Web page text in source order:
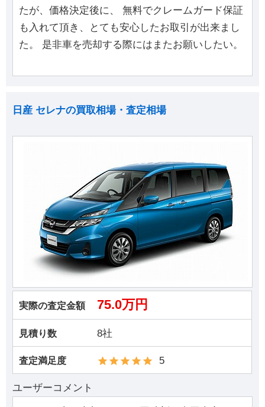
たが、価格決定後に、 無料でクレームガード保証
も入れて頂き、とても安心したお取引が出来まし
た。 是非車を売却する際にはまたお願いしたい。
日産 セレナの買取相場・査定相場
実際の査定金額 75.0万円
見積り数 8社
査定満足度 5
ユーザーコメント